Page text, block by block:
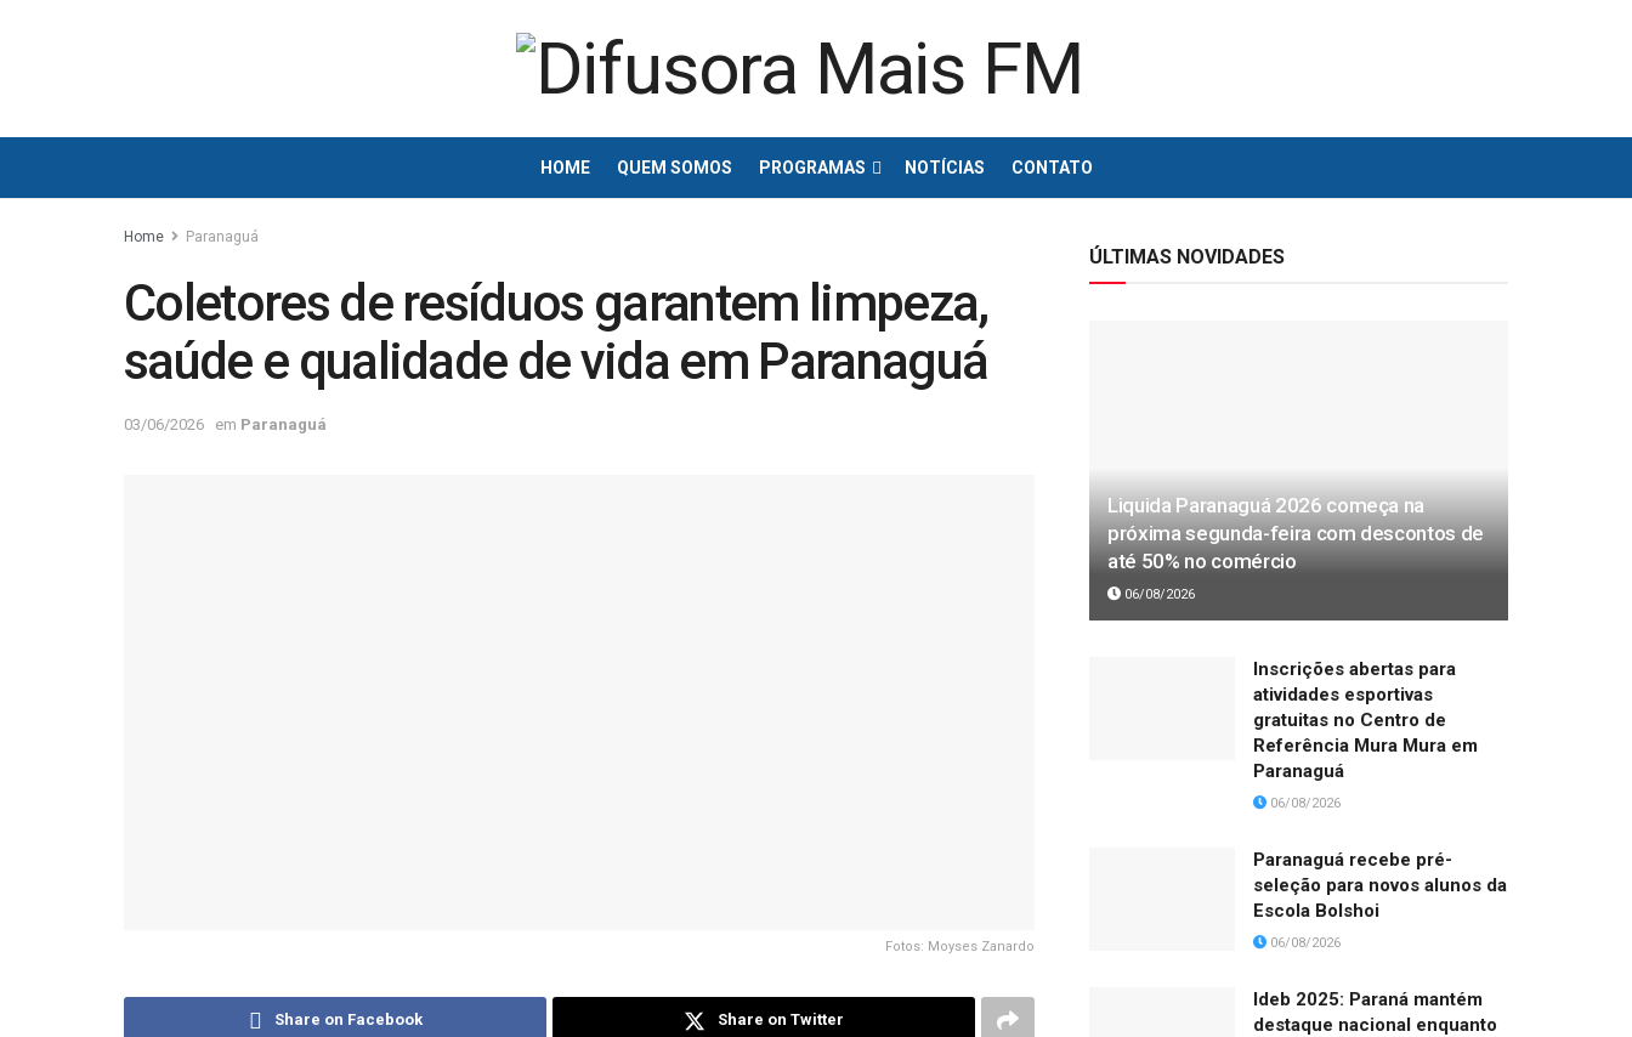
HOME QUEM SOMOS PROGRAMAS NOTÍCIAS CONTATO
Home Paranaguá
Coletores de resíduos garantem limpeza,
saúde e qualidade de vida em Paranaguá
03/06/2026 em Paranaguá
Fotos: Moyses Zanardo
Share on Facebook Share on Twitter
ÚLTIMAS NOVIDADES
Liquida Paranaguá 2026 começa na
próxima segunda-feira com descontos de
até 50% no comércio
06/08/2026
Inscrições abertas para
atividades esportivas
gratuitas no Centro de
Referência Mura Mura em
Paranaguá
06/08/2026
Paranaguá recebe pré-
seleção para novos alunos da
Escola Bolshoi
06/08/2026
Ideb 2025: Paraná mantém
destaque nacional enquanto